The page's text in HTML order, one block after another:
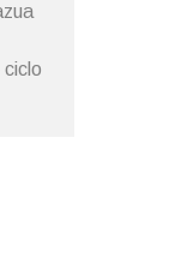
ciclo